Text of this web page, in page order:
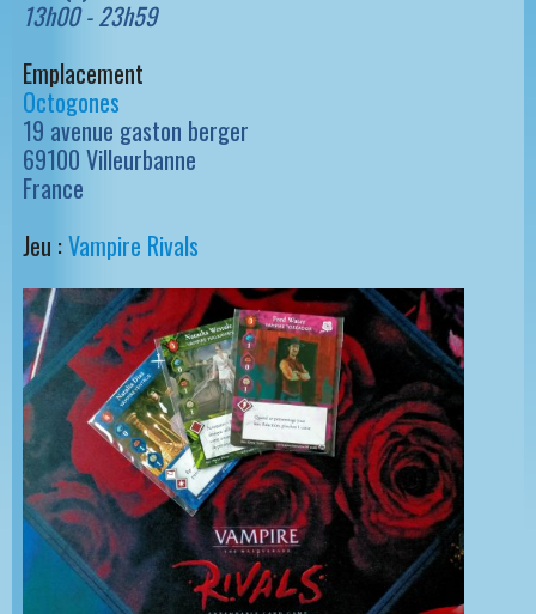
13h00 - 23h59
Emplacement
Octogones
19 avenue gaston berger
69100 Villeurbanne
France
Jeu :Vampire Rivals